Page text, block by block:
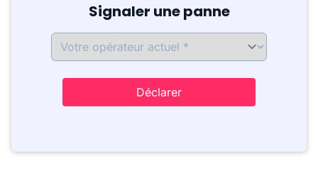
Signaler une panne
Déclarer